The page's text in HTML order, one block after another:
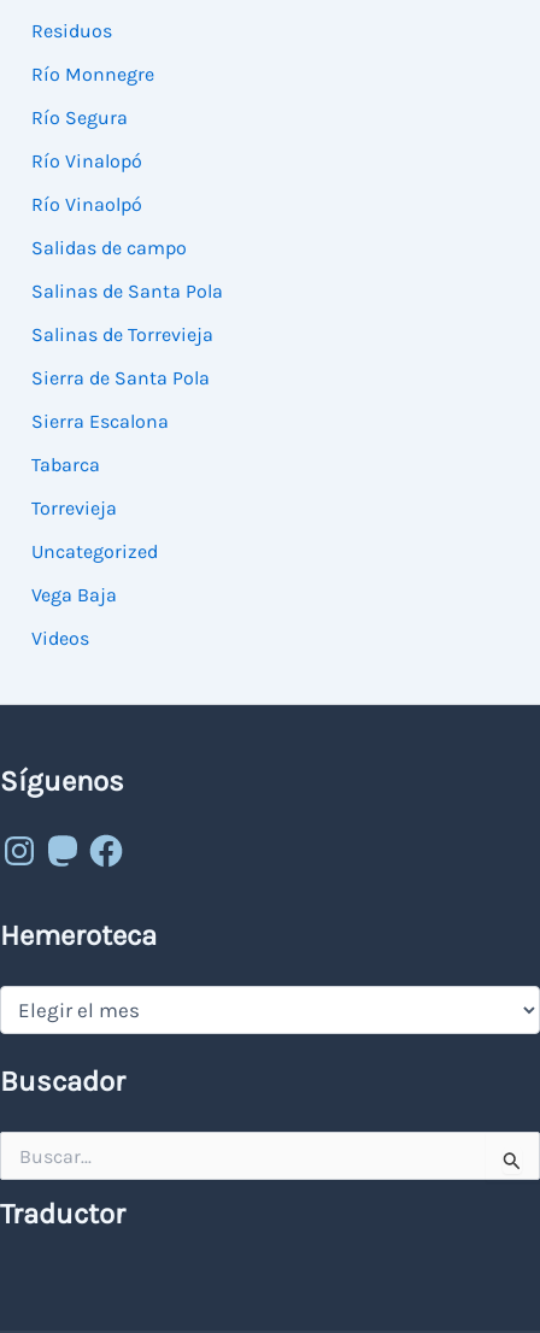
Residuos
Río Monnegre
Río Segura
Río Vinalopó
Río Vinaolpó
Salidas de campo
Salinas de Santa Pola
Salinas de Torrevieja
Sierra de Santa Pola
Sierra Escalona
Tabarca
Torrevieja
Uncategorized
Vega Baja
Videos
Síguenos
Instagram
MastodonFacebook
Hemeroteca
Hemeroteca
Buscador
por:
Traductor